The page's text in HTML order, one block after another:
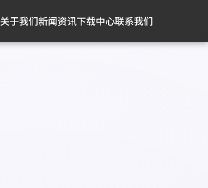
关于我们新闻资讯下载中心联系我们